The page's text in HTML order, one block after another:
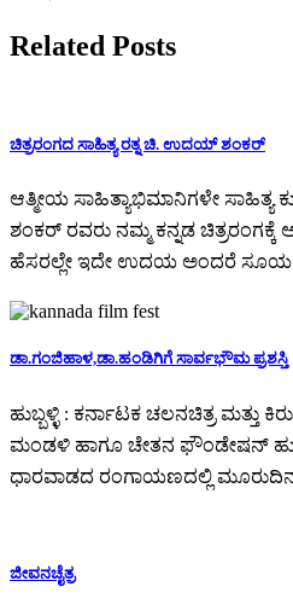
Related Posts
ಚಿತ್ರರಂಗದ ಸಾಹಿತ್ಯ ರತ್ನ ಚಿ. ಉದಯ್ ಶಂಕರ್
ಆತ್ಮೀಯ ಸಾಹಿತ್ಯಾಭಿಮಾನಿಗಳೇ
ಶಂಕರ್ ರವರು ನಮ್ಮ ಕನ್ನಡ ಚಿತ್ರರಂಗಕ್ಕೆ
ಹೆಸರಲ್ಲೇ ಇದೇ ಉದಯ ಅಂದರೆ
ಡಾ.ಗಂಜಿಹಾಳ,ಡಾ.ಹಂಡಿಗಿಗೆ ಸಾರ್ವಭೌಮ ಪ್ರಶಸ್ತಿ
ಹುಬ್ಬಳ್ಳಿ : ಕರ್ನಾಟಕ ಚಲನಚಿತ್ರ ಮತ್ತು
ಮಂಡಳಿ ಹಾಗೂ ಚೇತನ ಫೌಂಡೇಷನ್
ಧಾರವಾಡದ ರಂಗಾಯಣದಲ್ಲಿ
ಜೀವನಚೈತ್ರ